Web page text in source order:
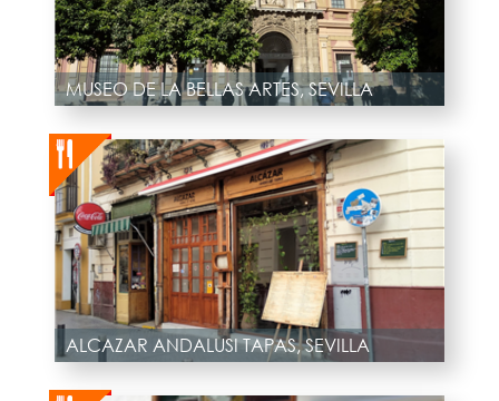
MUSEO DE LA BELLAS ARTES, SEVILLA
ALCAZAR ANDALUSI TAPAS, SEVILLA